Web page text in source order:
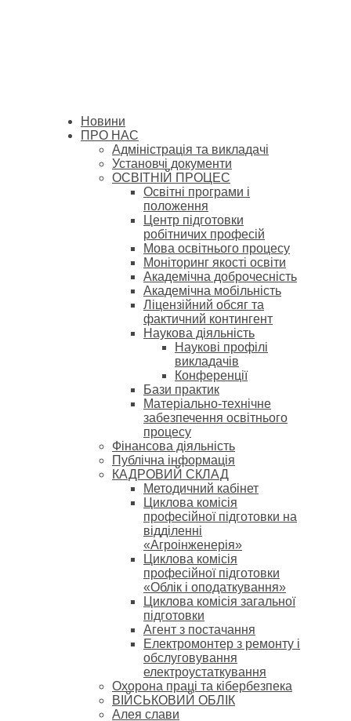
Новини
ПРО НАС
Адміністрація та викладачі
Установчі документи
ОСВІТНІЙ ПРОЦЕС
Освітні програми і
положення
Центр підготовки
робітничих професій
Мова освітнього процесу
Моніторинг якості освіти
Академічна доброчесність
Академічна мобільність
Ліцензійний обсяг та
фактичний контингент
Наукова діяльність
Наукові профілі
викладачів
Конференції
Бази практик
Матеріально-технічне
забезпечення освітнього
процесу
Фінансова діяльність
Публічна інформація
КАДРОВИЙ СКЛАД
Методичний кабінет
Циклова комісія
професійної підготовки на
відділенні
«Агроінженерія»
Циклова комісія
професійної підготовки
«Облік і оподаткування»
Циклова комісія загальної
підготовки
Агент з постачання
Електромонтер з ремонту і
обслуговування
електроустаткування
Охорона праці та кібербезпека
ВІЙСЬКОВИЙ ОБЛІК
Алея слави